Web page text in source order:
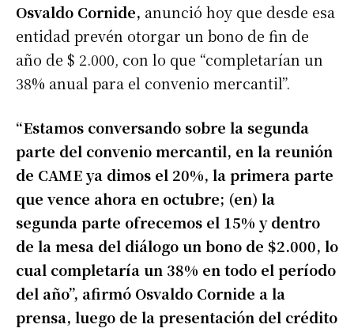
Osvaldo Cornide, anunció hoy que desde esa
entidad prevén otorgar un bono de fin de
año de $ 2.000, con lo que “completarían un
38% anual para el convenio mercantil”.
“Estamos conversando sobre la segunda
parte del convenio mercantil, en la reunión
de CAME ya dimos el 20%, la primera parte
que vence ahora en octubre; (en) la
segunda parte ofrecemos el 15% y dentro
de la mesa del diálogo un bono de $2.000, lo
cual completaría un 38% en todo el período
del año”, afirmó Osvaldo Cornide a la
prensa, luego de la presentación del crédito